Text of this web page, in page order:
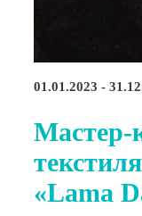
01.01.2023 -
Мастер-
«Lama